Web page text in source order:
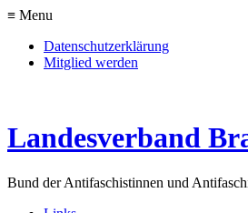
≡ Menu
Datenschutzerklärung
Mitglied werden
Landesverband
Bund der Antifaschistinnen und